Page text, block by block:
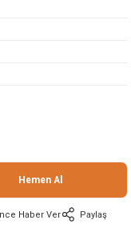
Hemen Al
Haber Ver Paylaş